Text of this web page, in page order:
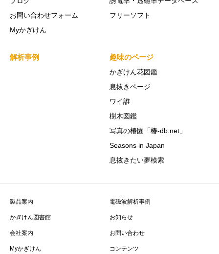
お問い合わせフォーム
Myかぎけん
フリーソフト
解析事例 趣味のページ
かぎけん花図鑑
息抜きページ
ワイ誰
樹木図鑑
写真の椿園「椿-db.net」
Seasons in Japan
息抜きたい夢検索
製品案内 電磁波解析事例
かぎけん図書館 お知らせ
会社案内 お問い合わせ
Myかぎけん コンテンツ